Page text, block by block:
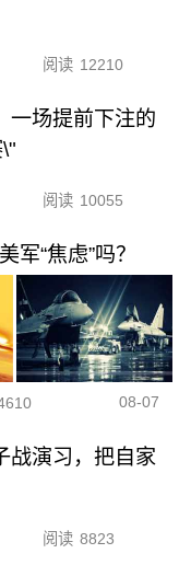
阅读 12210
一场提前下注的
阅读 10055
军“焦虑”吗？
08-07
战演习，把自家
阅读 8823